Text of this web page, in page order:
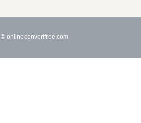
© onlineconvertfree.com